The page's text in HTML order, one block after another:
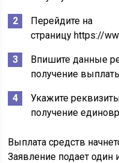
Перейдите на
страницу https://
Впишите данные
получение
Укажите
получение
Выплата средств
Заявление подает один